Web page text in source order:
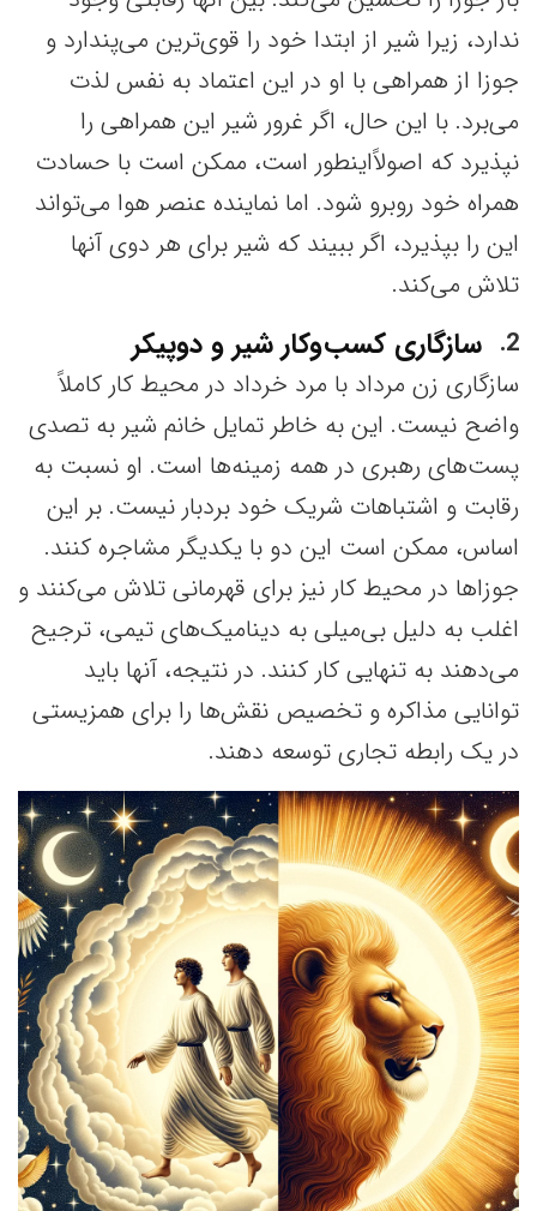
ندارد، زیرا شیر از ابتدا خود را قوی‌ترین می‌پندارد و
جوزا از همراهی با او در این اعتماد به نفس لذت
می‌برد. با این حال، اگر غرور شیر این همراهی را
نپذیرد که اصولاًاینطور است، ممکن است با حسادت
همراه خود روبرو شود. اما نماینده عنصر هوا می‌تواند
این را بپذیرد، اگر ببیند که شیر برای هر دوی آنها
تلاش می‌کند.
2
سازگاری کسب‌و‌کار شیر و دوپیکر
سازگاری زن مرداد با مرد خرداد در محیط کار کاملاً
واضح نیست. این به خاطر تمایل خانم شیر به تصدی
پست‌های رهبری در همه زمینه‌ها است. او نسبت به
رقابت و اشتباهات شریک خود بردبار نیست. بر این
اساس، ممکن است این دو با یکدیگر مشاجره کنند.
جوزا‌ها در محیط کار نیز برای قهرمانی‌ تلاش می‌کنند و
اغلب به دلیل بی‌میلی به دینامیک‌های تیمی، ترجیح
می‌دهند به تنهایی کار کنند. در نتیجه، آنها باید
توانایی مذاکره و تخصیص نقش‌ها را برای همزیستی
در یک رابطه تجاری توسعه دهند.